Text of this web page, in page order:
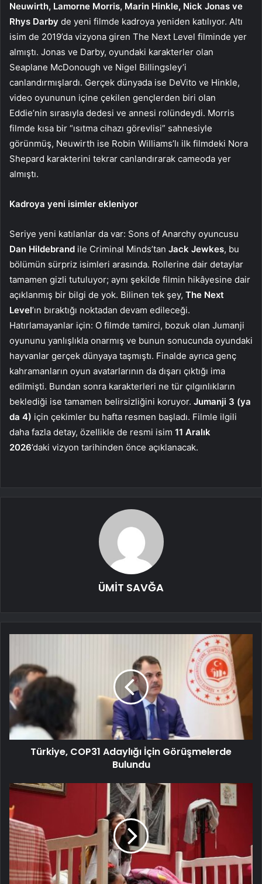
Neuwirth, Lamorne Morris, Marin Hinkle, Nick Jonas ve
Rhys Darby de yeni filmde kadroya yeniden katılıyor. Altı
isim de 2019’da vizyona giren The Next Level filminde yer
almıştı. Jonas ve Darby, oyundaki karakterler olan
Seaplane McDonough ve Nigel Billingsley’i
canlandırmışlardı. Gerçek dünyada ise DeVito ve Hinkle,
video oyununun içine çekilen gençlerden biri olan
Eddie’nin sırasıyla dedesi ve annesi rolündeydi. Morris
filmde kısa bir “ısıtma cihazı görevlisi” sahnesiyle
görünmüş, Neuwirth ise Robin Williams’lı ilk filmdeki Nora
Shepard karakterini tekrar canlandırarak cameoda yer
almıştı.
Kadroya yeni isimler ekleniyor
Seriye yeni katılanlar da var: Sons of Anarchy oyuncusu
Dan Hildebrand ile Criminal Minds’tan Jack Jewkes, bu
bölümün sürpriz isimleri arasında. Rollerine dair detaylar
tamamen gizli tutuluyor; aynı şekilde filmin hikâyesine dair
açıklanmış bir bilgi de yok. Bilinen tek şey, The Next
Level’ın bıraktığı noktadan devam edileceği.
Hatırlamayanlar için: O filmde tamirci, bozuk olan Jumanji
oyununu yanlışlıkla onarmış ve bunun sonucunda oyundaki
hayvanlar gerçek dünyaya taşmıştı. Finalde ayrıca genç
kahramanların oyun avatarlarının da dışarı çıktığı ima
edilmişti. Bundan sonra karakterleri ne tür çılgınlıkların
beklediği ise tamamen belirsizliğini koruyor. Jumanji 3 (ya
da 4) için çekimler bu hafta resmen başladı. Filmle ilgili
daha fazla detay, özellikle de resmi isim 11 Aralık
2026’daki vizyon tarihinden önce açıklanacak.
ÜMİT SAVĞA
Türkiye, COP31 Adaylığı İçin Görüşmelerde
Bulundu